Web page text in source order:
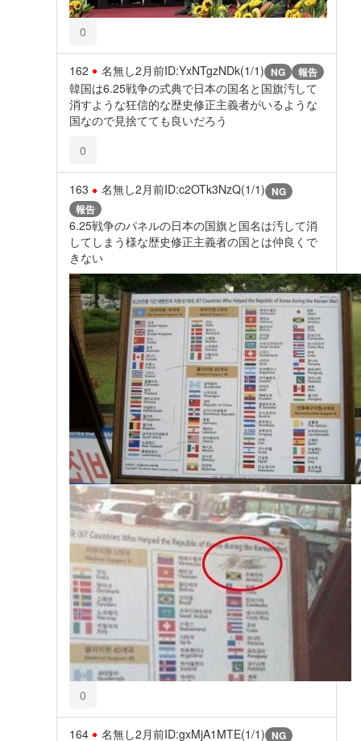
0
162 名無し2月前ID:YxNTgzNDk(1/1) NG 報告
韓国は6.25戦争の式典で日本の国名と国旗汚して
消すような狂信的な歴史修正主義者がいるような
国なので見捨てても良いだろう
0
163 名無し2月前ID:c2OTk3NzQ(1/1) NG
報告
6.25戦争のパネルの日本の国旗と国名は汚して消
してしまう様な歴史修正主義者の国とは仲良くで
きない
0
164 名無し2月前ID:gxMjA1MTE(1/1) NG